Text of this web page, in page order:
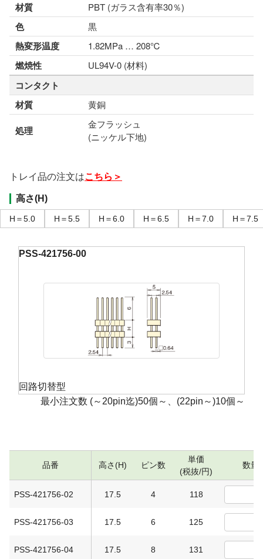
材質
PBT (ガラス含有率30％)
色 黒
熱変形温度 1.82MPa … 208℃
燃焼性 UL94V-0 (材料)
コンタクト
材質
黄銅
処理
金フラッシュ
(ニッケル下地)
トレイ品の注文はこちら＞
高さ(H)
H＝5.0 H＝5.5 H＝6.0 H＝6.5 H＝7.0 H＝7.5
PSS-421756-00
回路切替型
最小注文数 (～20pin迄)50個～、(22pin～)10個～
品番 高さ(H) ピン数
単価
(税抜/円)
数量
PSS-421756-02 17.5 4 118
PSS-421756-03 17.5 6 125
PSS-421756-04 17.5 8 131